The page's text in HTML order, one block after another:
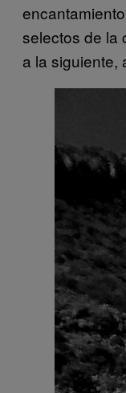
selectos de la
a la siguiente,